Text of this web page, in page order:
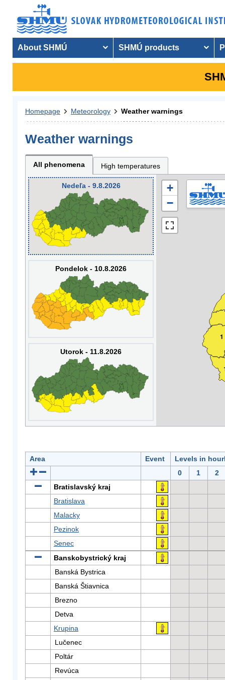
About SHMÚ SHMÚ products
Homepage Meteorology Weather warnings
Weather warnings
All phenomena High temperatures
Nedeľa - 9.8.2026
Pondelok - 10.8.2026
Utorok - 11.8.2026
1
+
−
Area Event
Levels in
0
1
2
Bratislavský kraj
Bratislava
Malacky
Pezinok
Senec
Banskobystrický kraj
Banská Bystrica
Banská Štiavnica
Brezno
Detva
Krupina
Lučenec
Poltár
Revúca